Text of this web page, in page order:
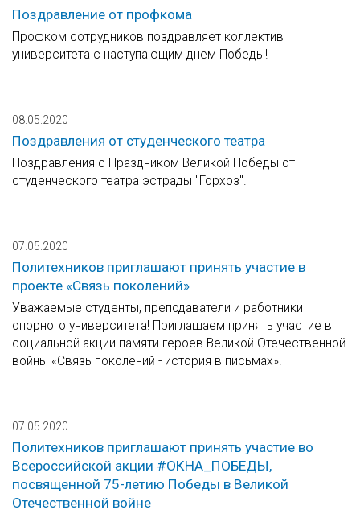
Поздравление от профкома
Профком сотрудников поздравляет коллектив
университета с наступающим днем Победы!
08.05.2020
Поздравления от студенческого театра
Поздравления с Праздником Великой Победы от
студенческого театра эстрады "Горхоз".
07.05.2020
Политехников приглашают принять участие в
проекте «Связь поколений»
Уважаемые студенты, преподаватели и работники
опорного университета! Приглашаем принять участие в
социальной акции памяти героев Великой Отечественной
войны «Связь поколений - история в письмах».
07.05.2020
Политехников приглашают принять участие во
Всероссийской акции #ОКНА_ПОБЕДЫ,
посвященной 75-летию Победы в Великой
Отечественной войне